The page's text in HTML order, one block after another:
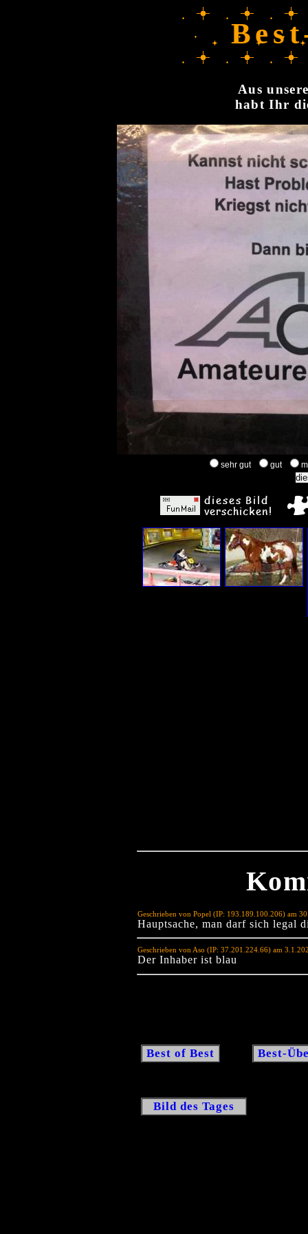
Aus
habt Ihr
sehr gut gut
Geschrieben von Popel (IP: 193.189.100.206) am
Hauptsache, man darf sich legal
Geschrieben von Aso (IP: 37.201.224.66) am
Der Inhaber ist blau
Best of Best Best-
Bild des Tages